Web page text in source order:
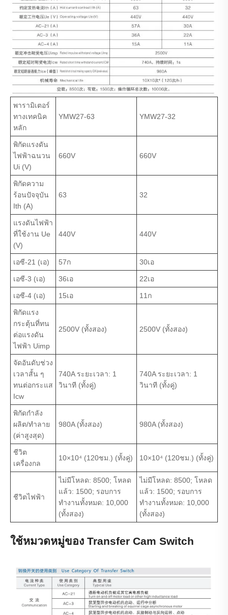
พารามิเตอร์
ทางเทคนิค
หลัก
YMW27-63 YMW27-32
พิกัดแรงดัน
ไฟฟ้าฉนวน
Ui (V)
660V 660V
พิกัดความ
ร้อนปัจจุบัน
Ith (A)
63 32
แรงดันไฟฟ้า
ที่ใช้งาน Ue
(V)
440V 440V
เอซี-21 (เอ) 57ก 30เอ
เอซี-3 (เอ) 36เอ 22เอ
เอซี-4 (เอ) 15เอ 11ก
พิกัดแรง
กระตุ้นที่ทน
ต่อแรงดัน
ไฟฟ้า Uimp
2500V (ทั้งสอง) 2500V (ทั้งสอง)
จัดอันดับช่วง
เวลาสั้น ๆ
ทนต่อกระแส
Icw
740A ระยะเวลา: 1
วินาที (ทั้งคู่)
740A ระยะเวลา: 1
วินาที (ทั้งคู่)
พิกัดกำลัง
ผลิต/ทำลาย
(ค่าสูงสุด)
980A (ทั้งสอง) 980A (ทั้งสอง)
ชีวิต
เครื่องกล
10×10⁴ (120ชม.) (ทั้งคู่) 10×10⁴ (120ชม.) (ทั้งคู่)
ชีวิตไฟฟ้า
ไม่มีโหลด: 8500; โหลด
แล้ว: 1500; รอบการ
ทำงานทั้งหมด: 10,000
(ทั้งสอง)
ไม่มีโหลด: 8500; โหลด
แล้ว: 1500; รอบการ
ทำงานทั้งหมด: 10,000
(ทั้งสอง)
ใช้หมวดหมู่ของ Transfer Cam Switch